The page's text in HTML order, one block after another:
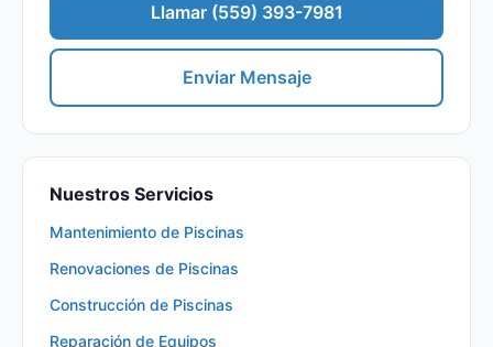
Llamar (559) 393-7981
Enviar Mensaje
Nuestros Servicios
Mantenimiento de Piscinas
Renovaciones de Piscinas
Construcción de Piscinas
Reparación de Equipos